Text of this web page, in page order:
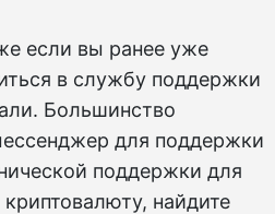
если вы ранее уже
в службу поддержки
Большинство
для поддержки
поддержки для
найдите